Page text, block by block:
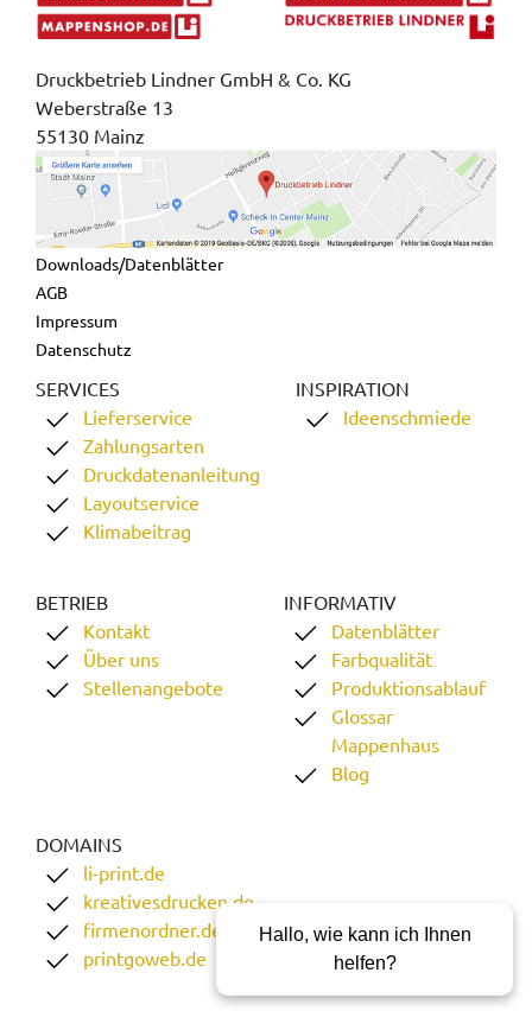
Druckbetrieb Lindner GmbH & Co. KG
Weberstraße 13
55130 Mainz
Downloads/Datenblätter
AGB
Impressum
Datenschutz
SERVICES
Lieferservice
Zahlungsarten
Druckdatenanleitung
Layoutservice
Klimabeitrag
INSPIRATION
Ideenschmiede
BETRIEB
Kontakt
Über uns
Stellenangebote
INFORMATIV
Datenblätter
Farbqualität
Produktionsablauf
Glossar
Mappenhaus
Blog
DOMAINS
li-print.de
kreativesdrucken.de
firmenordner.de
printgoweb.de
Hallo, wie kann ich Ihnen
helfen?